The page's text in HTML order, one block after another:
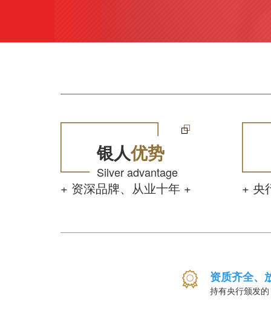
银人优势
Silver advantage
+ 资深品牌、从业十年 + + 央
资质齐全、
持有央行颁发